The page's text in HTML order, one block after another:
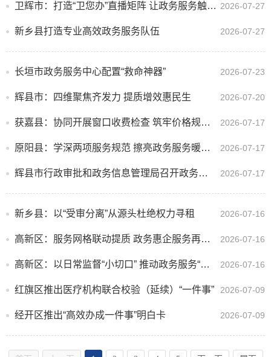
卫辉市：打造“卫您办”直播矩阵 让政务服务触手可及 2026-07-27
新乡县打造专业高效政务服务队伍 2026-07-27
长垣市政务服务中心配置“救命神器” 2026-07-23
辉县市：四维聚焦齐发力 提质增效惠民生 2026-07-20
获嘉县：协同开展窗口收费检查 筑牢价格规范防线 2026-07-17
原阳县：学深两项服务规范 擦亮政务服务暖心底色 2026-07-17
辉县市行政审批和政务信息管理局召开政务服务工作提升会议 2026-07-17
新乡县：以“受审分离”从源头杜绝权力寻租 2026-07-16
高新区：服务网格联动提质 政务惠企服务再添新动能 2026-07-16
高新区：以日常监督“小切口” 推动政务服务“大提升” 2026-07-16
红旗区推出医疗机构联合校验（延续）“一件事” 2026-07-09
经开区推出“高效办成一件事”明白卡 2026-07-09